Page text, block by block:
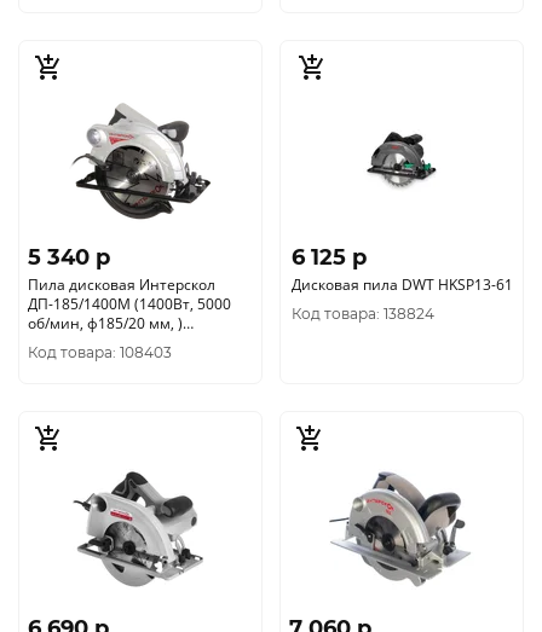
5 340 p
Пила дисковая Интерскол
ДП-185/1400М (1400Вт, 5000
об/мин, ф185/20 мм, )
785.1.0.70
Код товара: 108403
6 125 p
Дисковая пила DWT HKSP13-61
Код товара: 138824